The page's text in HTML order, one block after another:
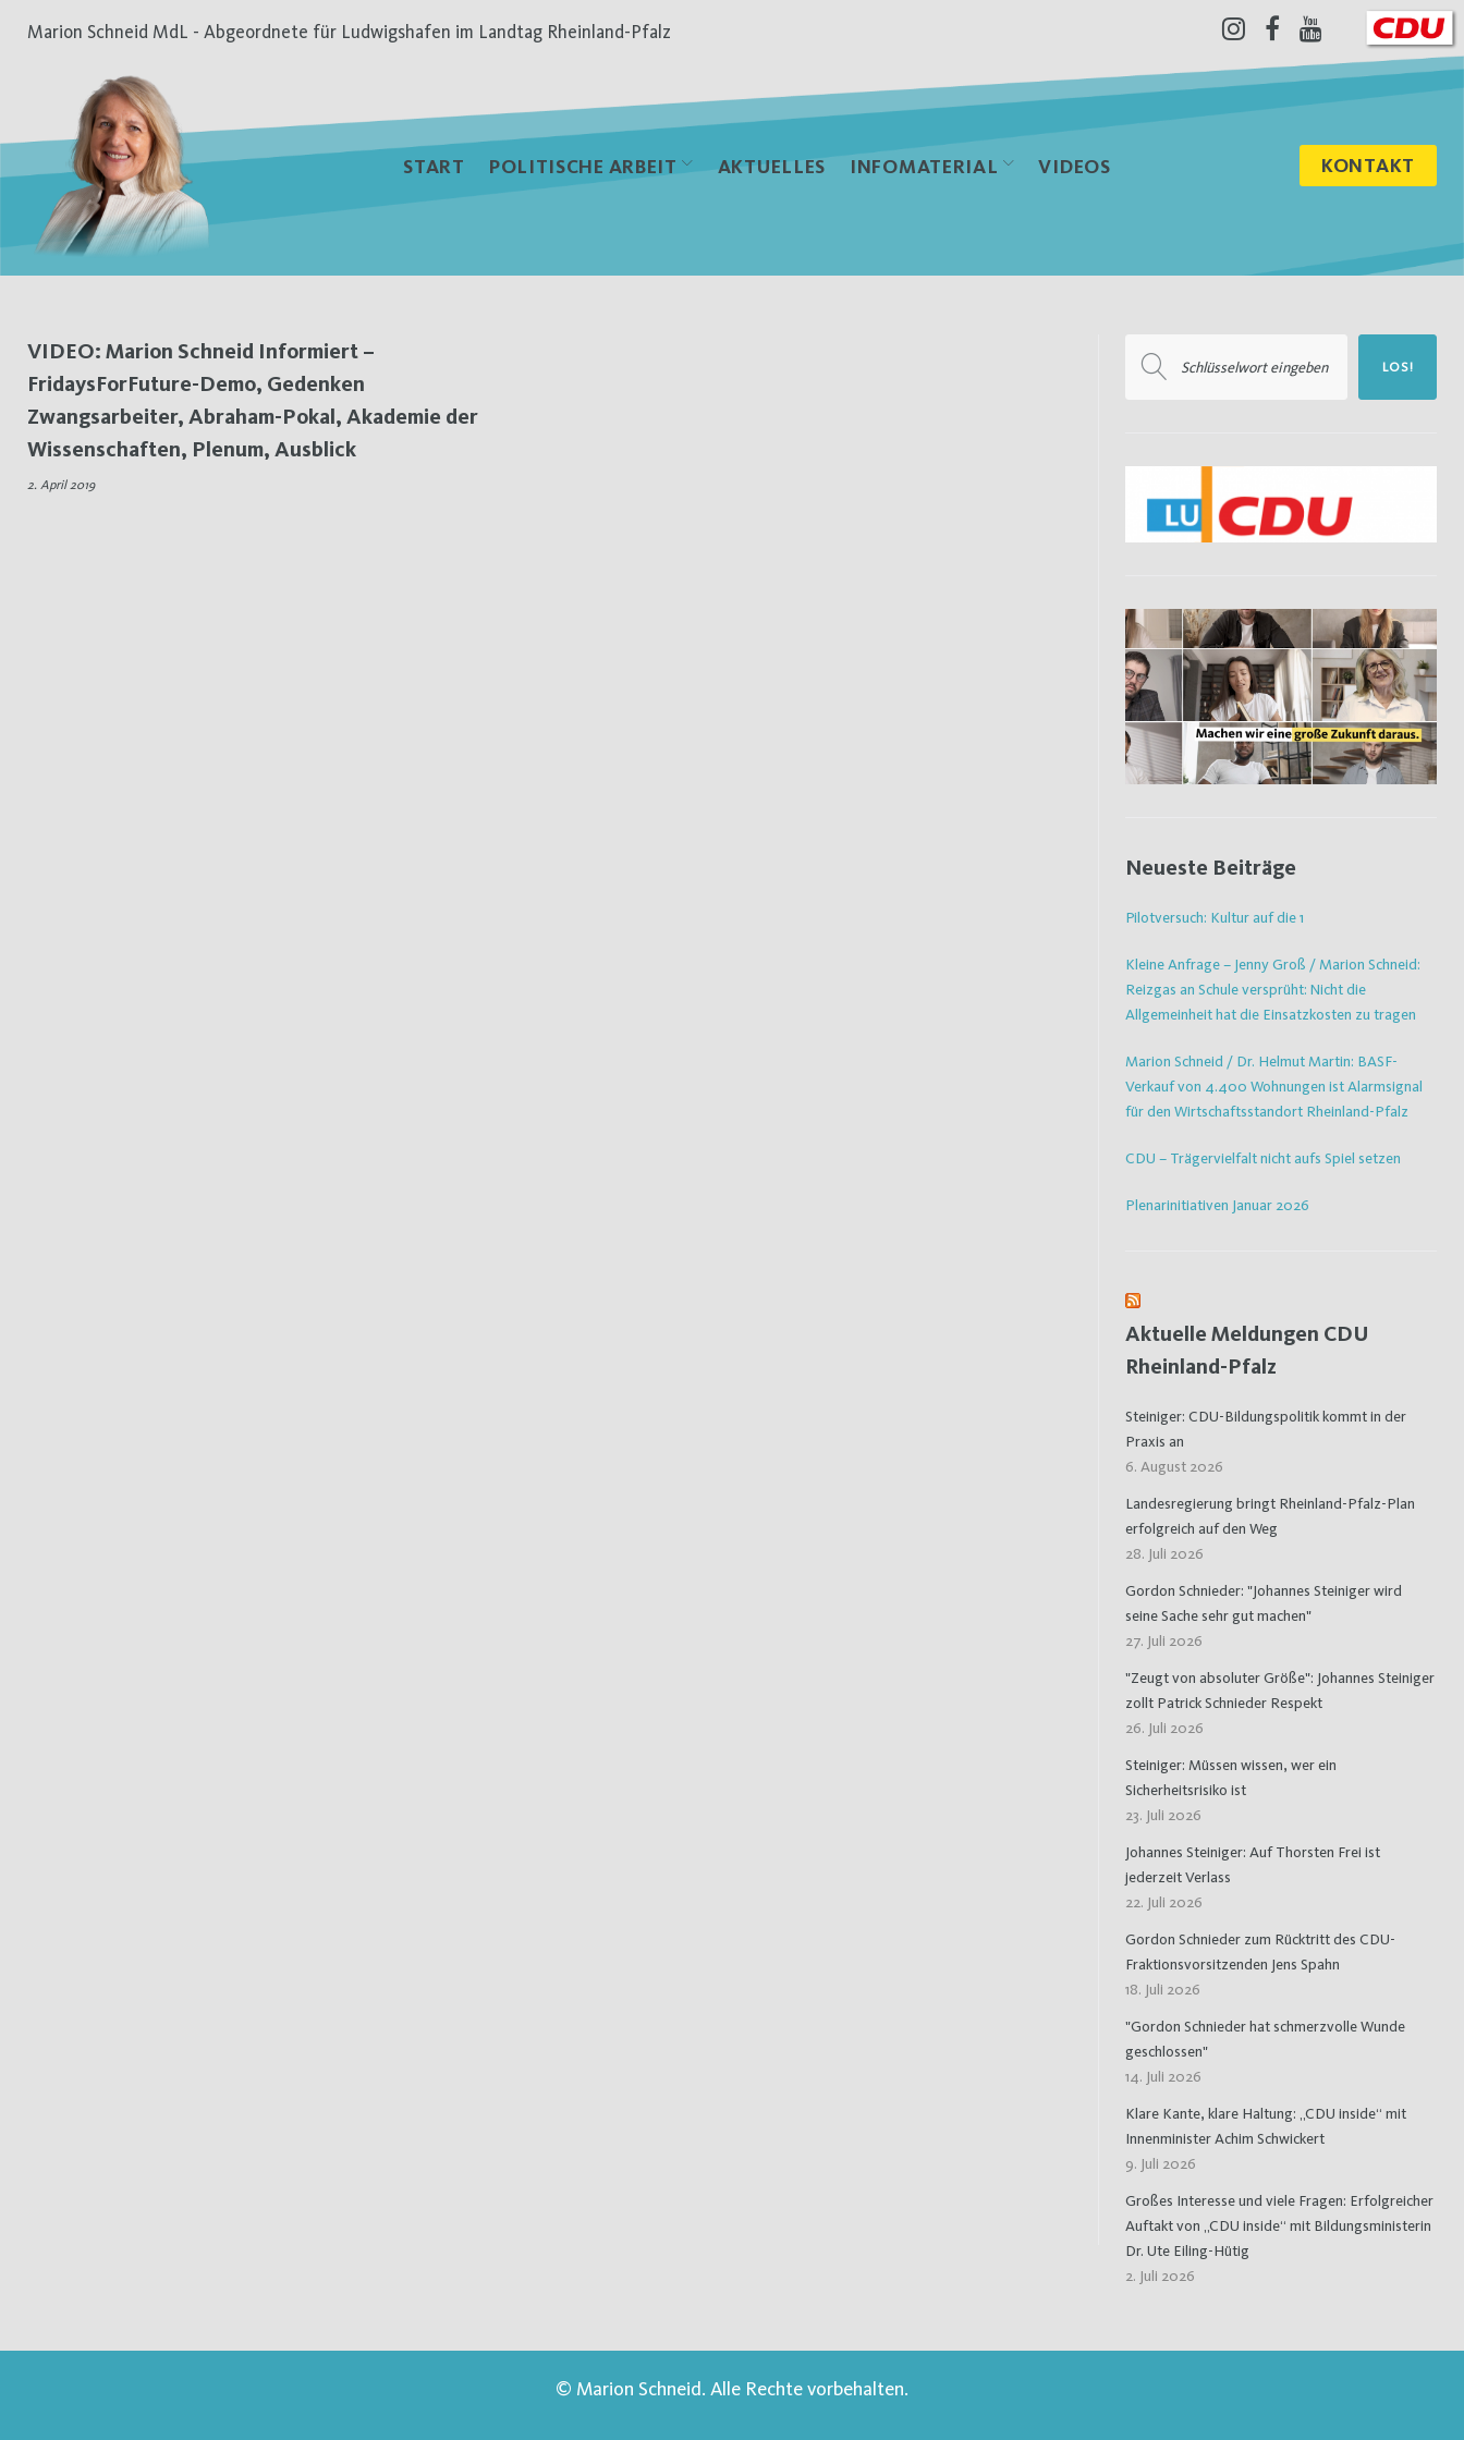
Inhalt
Marion Schneid MdL - Abgeordnete für Ludwigshafen im Landtag Rheinland-Pfalz
Instagram
Facebook
Youtube
START POLITISCHE ARBEIT AKTUELLES INFOMATERIAL VIDEOS KONTAKT
Schlagwort:
Abraham-
Pokal
VIDEO: Marion Schneid Informiert –
FridaysForFuture-Demo, Gedenken
Zwangsarbeiter, Abraham-Pokal, Akademie der
Wissenschaften, Plenum, Ausblick
2. April 2019
nach:
LOS!
Neueste Beiträge
Pilotversuch: Kultur auf die 1
Kleine Anfrage – Jenny Groß / Marion Schneid:
Reizgas an Schule versprüht: Nicht die
Allgemeinheit hat die Einsatzkosten zu tragen
Marion Schneid / Dr. Helmut Martin: BASF-
Verkauf von 4.400 Wohnungen ist Alarmsignal
für den Wirtschaftsstandort Rheinland-Pfalz
CDU – Trägervielfalt nicht aufs Spiel setzen
Plenarinitiativen Januar 2026
Aktuelle Meldungen CDU
Rheinland-Pfalz
Steiniger: CDU-Bildungspolitik kommt in der
Praxis an
6. August 2026
Landesregierung bringt Rheinland-Pfalz-Plan
erfolgreich auf den Weg
28. Juli 2026
Gordon Schnieder: "Johannes Steiniger wird
seine Sache sehr gut machen"
27. Juli 2026
"Zeugt von absoluter Größe": Johannes Steiniger
zollt Patrick Schnieder Respekt
26. Juli 2026
Steiniger: Müssen wissen, wer ein
Sicherheitsrisiko ist
23. Juli 2026
Johannes Steiniger: Auf Thorsten Frei ist
jederzeit Verlass
22. Juli 2026
Gordon Schnieder zum Rücktritt des CDU-
Fraktionsvorsitzenden Jens Spahn
18. Juli 2026
"Gordon Schnieder hat schmerzvolle Wunde
geschlossen"
14. Juli 2026
Klare Kante, klare Haltung: „CDU inside“ mit
Innenminister Achim Schwickert
9. Juli 2026
Großes Interesse und viele Fragen: Erfolgreicher
Auftakt von „CDU inside“ mit Bildungsministerin
Dr. Ute Eiling-Hütig
2. Juli 2026
© Marion Schneid. Alle Rechte vorbehalten.